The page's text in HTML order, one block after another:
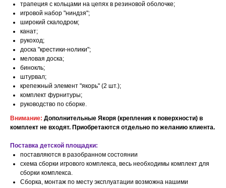
трапеция с кольцами на цепях в резиновой оболочке;
игровой набор "ниндзя";
широкий скалодром;
канат;
рукоход;
доска "крестики-нолики";
меловая доска;
бинокль;
штурвал;
крепежный элемент "якорь" (2 шт.);
комплект фурнитуры;
руководство по сборке.
Внимание: Дополнительные Якоря (крепления к поверхности) в
комплект не входят. Приобретаются отдельно по желанию клиента.
Поставка детской площадки:
поставляются в разобранном состоянии
схема сборки игрового комплекса, весь необходимы комплект для
сборки комплекса.
Сборка, монтаж по месту эксплуатации возможна нашими